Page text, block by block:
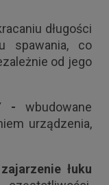
długości
spawania, co
od jego
- wbudowane
urządzenia,
zajarzenie łuku